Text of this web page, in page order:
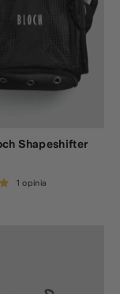
Shapeshifter
1 opinia